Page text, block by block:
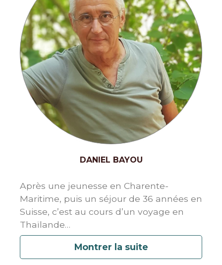
DANIEL BAYOU
Après une jeunesse en Charente-
Maritime, puis un séjour de 36 années en
Suisse, c’est au cours d’un voyage en
Thaïlande…
Montrer la suite